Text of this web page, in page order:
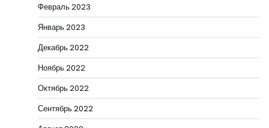
Февраль 2023
Январь 2023
Декабрь 2022
Ноябрь 2022
Октябрь 2022
Сентябрь 2022